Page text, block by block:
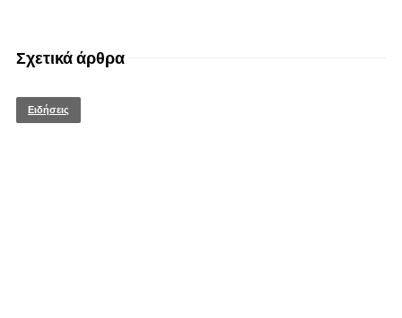
Σχετικά άρθρα
Ειδήσεις